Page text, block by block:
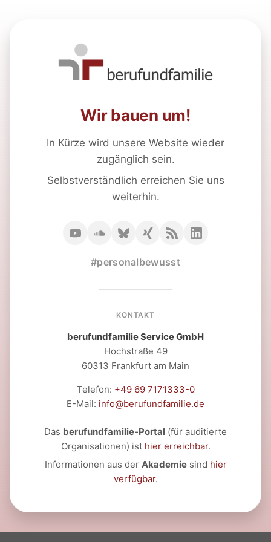
Wir bauen um!
In Kürze wird unsere Website wieder
zugänglich sein.
Selbstverständlich erreichen Sie uns
weiterhin.
#personalbewusst
KONTAKT
berufundfamilie Service GmbH
Hochstraße 49
60313 Frankfurt am Main
Telefon: +49 69 7171333-0
E-Mail: info@berufundfamilie.de
Das berufundfamilie-Portal (für auditierte
Organisationen) ist hier erreichbar.
Informationen aus der Akademiesind hier
verfügbar.